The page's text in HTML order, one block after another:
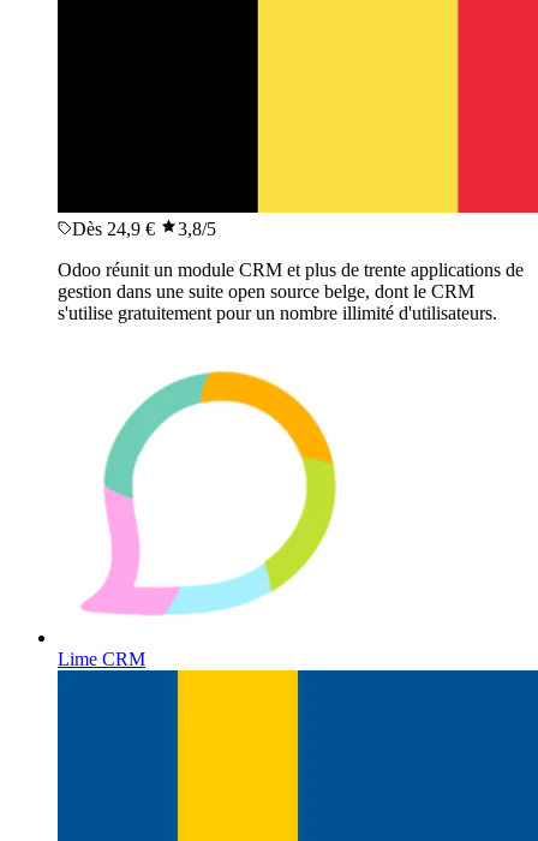
Dès 24,9 € 3,8/5
Odoo réunit un module CRM et plus de trente applications de
gestion dans une suite open source belge, dont le CRM
s'utilise gratuitement pour un nombre illimité d'utilisateurs.
Lime CRM